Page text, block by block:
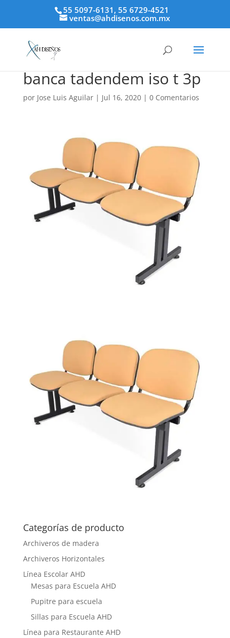
55 5097-6131, 55 6729-4521
ventas@ahdisenos.com.mx
banca tadendem iso t 3p
por Jose Luis Aguilar| Jul 16, 2020| 0 Comentarios
Categorías de producto
Archiveros de madera
Archiveros Horizontales
Línea Escolar AHD
Mesas para Escuela AHD
Pupitre para escuela
Sillas para Escuela AHD
Línea para Restaurante AHD